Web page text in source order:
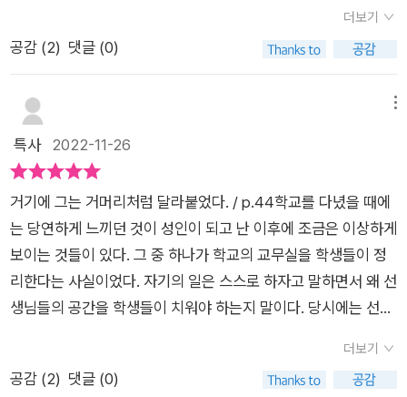
결정에 따라 행해지는데, 쿠퍼는 제 마음대로 쿠르트에게 구류 처
분을 내렸다. 그러나 다른 교수들은 쿠퍼의 부적절한 행위를 알면
에 대응하는 것을 부담스러워하기 때문인데, 이것이 선생으로서
의 권위를 오히려 격하시키는 것임을 왜 모를까. 몇몇 학생들의
캐릭터를 잠깐 언급하자면, 쇤탈은 제 잇속만을 챙기는 인물로 그
려지지만, 지극히 현실적이고 사태 파악을 객관적으로 하는 학생
이다. 어차피 졸업을 하기 전까지 그들의 입시 합격 여부의 칼자
루를 쥐고 있는 사람은 교수이고, 교수진 내에서도 강자가 누구이
며 또한 그들의 부당함을 건의해봤자 소용없음을 간파하고 있다.
타의든 자의든 순종을 선택한 쇤탈은 대다수 사람들의 모습이라
고 할 수 있을 것이다. 돋보이는(?) 캐릭터는 레비. 2년이나 유급
는 유일한 학생이자 저항자. 내가 고딩 때 이 책을 읽었다면 한 번
따라해보고 싶은! ㅡ 이 소설이 1930년에 발표된 것을 감안하면
사회 제도가 현실감 있게 다가와 지금 어디에선가 일어나고 있을
지도 모르겠다는 생각에 뒤로 갈수록 빠져들었던 소설 『게르버』
였다.​​저항해? 기회가 오면 바로 강하게 버텨?나는 납작 엎드리지
않는다고?!하지만 맙소사, 졸업반이야, 중요한 학년이라고.p.15​​
두 아이의 부모로서, 게르버가 처한 상황이 남 일 같게 느껴지지
않았다. 아니, 지금 현재 모든 학생들의 일처럼 여겨졌다. 특히 고
보는 앞에서 교수로부터 따귀를 맞은 슐라이히가 그 교수에게 미
흡을 받지 않기 위해 용서를 빌어야 했을 때, 쿠퍼신의 질문에 모
든 대답을 하던 차셰가 미흡을 받을 때까지 계속 테스트를 받아야
했을 때 그리고 게르버의 생각지도 못한 마지막 선택에.​나 또한
'좋은 대학'을 가기 위해 통과해야 하는 제도에 따라 살았다. 그리
고 그들처럼 그 모든 일이 얼른 다 지나갔으면 좋겠다고, 빨리 어
른이 되고 싶다 생각했었다.​나치 정부의 금서 판정을 받았던 『게
벌어진 일을 개탄하는 상심이 뚜렷이 어린 것을 모두 느꼈다. (-1
52-)누가 낙제생인지 서서히 드러난다. 아이들이 그들을 에워싸
데 다른 구석에서는 폴라크가 브로데츠키와 격하게 다투고 있다.
폴라크는 증오에 차서 브로데트키가 자격이 없는데 오직 교수의
비호 덕분에 매우 우수를 받았다고 대놓고 욕하고, 숄츠는 옆에
서 있다가 퉁퉁한 하마 머리를 흔들며 한마디 한다. 글쎄 뭐, 화나
는 건 사실이라고...어머니가 직접 쿠르트에게 문을 열어준다. (-2
29-)그녀가 그의 머리카락을 쓰다듬으며 얼굴을 그의 얼굴에 바
짝 들이민다. 바로 눈앞에 그녀의 도톰하고 붉은 입술이 있다. 붉
은 색밖에 보이지 않는다. 엄청나게 동물적인 뭔가가 속에서 치밀
러 올라오는 걸 느끼고, 피를 생각하고,깜짝 놀라서 눈길을 아래
감추는 새하얀 이마포 옷의 줄무늬를 보고, 봉긋 솟은 가슴의 첫
굴곡을 보고,계속 더 짐작하고, 바들바들 떨기 시작하며 이루 말
을 집단으로 분류해 똑같은 과정을 밟아 지성을 겸비한 사회의 일
원으로서 성장하는데 이것이 과연 옳은 방향인지 관계자조차 알
지않은 영유아를 기관에 맡기고 약 20년간의 교육을 국가에 위
탁하는데 이렇게 교육을 성실히 이수한 아이들 모두가 자신이 하
고자하는 삶을 살고 있는가?에 대해서는 불신의 의문이 드는 것
<게르버>, 이후 유대인 작가로서 박해를 받았던 이 작품이 세상
에 나오기까지 얼마나 큰 어려움이 있었을지... 읽는내내 긴장감
을 멈출 수 없었다. 지금에서야 독일 교과과정에 선정되어 누구나
접할 수 있지만 이 책이 독자에게 전하는 메세지는 꽤나 강렬해
짙게 새겨진 여운이 쉽사리 가시질 않았다.내 청춘은 슬프게 지나
갔네봄의 환희를 느끼지도 못했는데가을은 다가올 이별의 전율
을 불어넣고내 마음은 죽음을 꿈꾼다네 --실과고등학교 출석번
더보기
공감 (2) 댓글 (0)
특사2022-11-26
거기에 그는 거머리처럼 달라붙었다. / p.44​학교를 다녔을 때에
는 당연하게 느끼던 것이 성인이 되고 난 이후에 조금은 이상하게
보이는 것들이 있다. 그 중 하나가 학교의 교무실을 학생들이 정
리한다는 사실이었다. 자기의 일은 스스로 하자고 말하면서 왜 선
생님들의 공간을 학생들이 치워야 하는지 말이다. 당시에는 선생
다거나 바닥을 닦았지만 지금의 나라면 작게 의문을 가졌을 듯하
다. 그렇다고 교사라는 직업을 부정적으로 생각하는 것은 아니다.​
더보기
공감 (2) 댓글 (0)